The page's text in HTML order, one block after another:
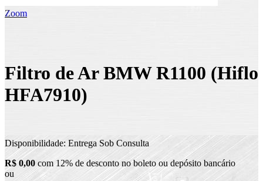
Zoom
Filtro de Ar BMW R1100 (Hiflo
HFA7910)
Disponibilidade: Entrega Sob Consulta
R$ 0,00 com 12% de desconto no boleto ou depósito bancário
ou